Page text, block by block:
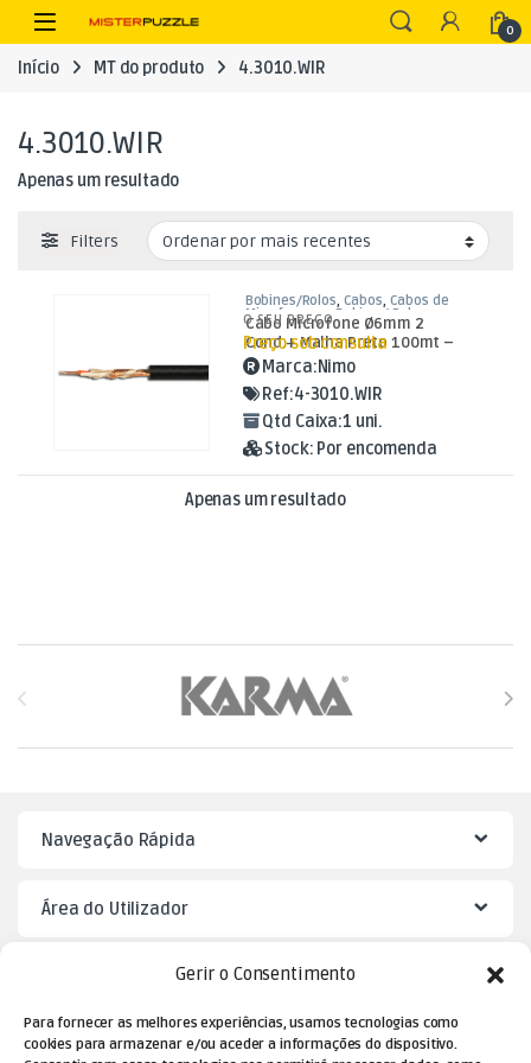
Gerir o Consentimento
Para fornecer as melhores experiências, usamos tecnologias como
cookies para armazenar e/ou aceder a informações do dispositivo.
Skip to navigation
Skip to content
Open 0
Início MT do produto 4.3010.WIR
4.3010.WIR
Apenas um resultado
Filters
Bobines/Rolos, Cabos, Cabos de
Microfone em Bobine / Rolo
Cabo Microfone Ø6mm 2
Cond.+ Malha Preto 100mt –
Bobine
O SEU PREÇO
Preço sob consulta
Marca:Nimo
Ref:4-3010.WIR
Qtd Caixa:1 uni.
Stock: Por encomenda
Apenas um resultado
Navegação Rápida
Área do Utilizador